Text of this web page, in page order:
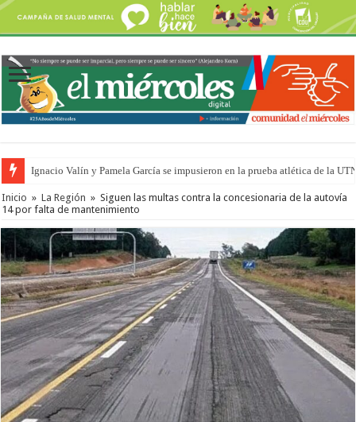
Ignacio Valín y Pamela García se impusieron en la prueba atlética de la
Inicio » La Región » Siguen las multas contra la concesionaria de la autovía
14 por falta de mantenimiento